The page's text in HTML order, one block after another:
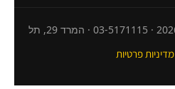
כל הזכויות שמורות © רודי 2026 · 03-5171115 · המרד 29, תל
מדיניות פרטיות